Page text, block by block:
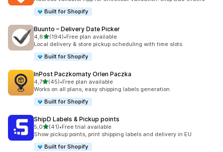
Built for Shopify
Buunto – Delivery Date Picker
4,8av 5 stjerner
(194)
Totalt 194 omtaler
•Free plan available
Local delivery & store pickup scheduling with time slots
Built for Shopify
InPost Paczkomaty Orlen Paczka
4,7av 5 stjerner
(45)
Totalt 45 omtaler
•Free plan available
Works on all plans, easy shipping labels generation.
Built for Shopify
ShipD Labels & Pickup points
5,0av 5 stjerner
(41)
Totalt 41 omtaler
•Free trial available
Show pickup points, print shipping labels and delivery in EU
Built for Shopify